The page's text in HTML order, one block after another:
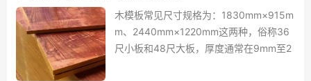
木模板常见尺寸规格为：1830mm×915m
m、2440mm×1220mm这两种，俗称36
尺小板和48尺大板，厚度通常在9mm至2